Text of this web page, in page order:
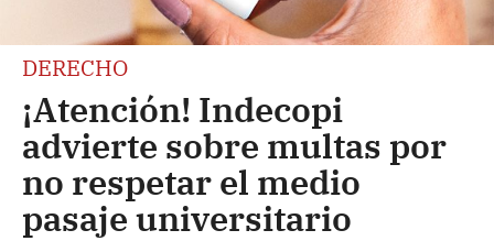
DERECHO
¡Atención! Indecopi
advierte sobre multas por
no respetar el medio
pasaje universitario